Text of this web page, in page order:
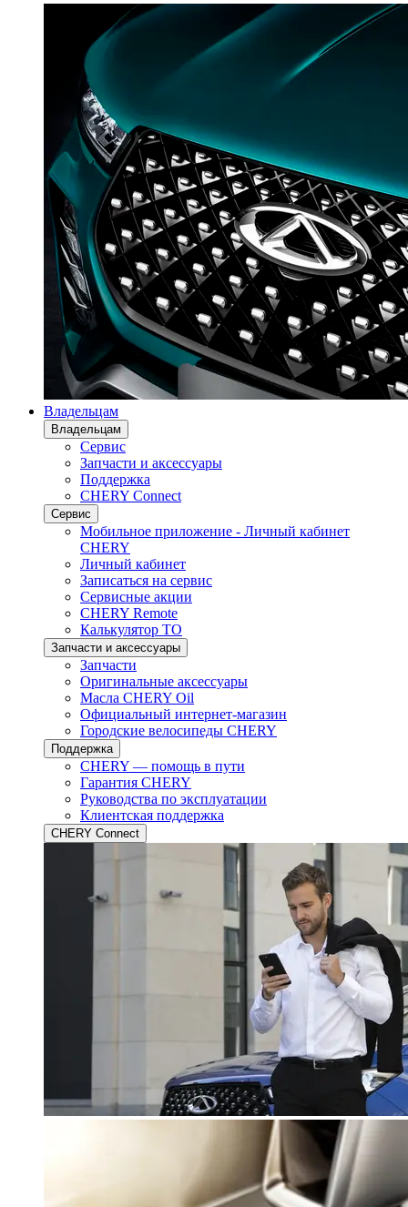
Владельцам
Владельцам
Сервис
Запчасти и аксессуары
Поддержка
CHERY Connect
Сервис
Мобильное приложение - Личный кабинет
CHERY
Личный кабинет
Записаться на сервис
Сервисные акции
CHERY Remote
Калькулятор ТО
Запчасти и аксессуары
Запчасти
Оригинальные аксессуары
Масла CHERY Oil
Официальный интернет-магазин
Городские велосипеды CHERY
Поддержка
CHERY — помощь в пути
Гарантия CHERY
Руководства по эксплуатации
Клиентская поддержка
CHERY Connect